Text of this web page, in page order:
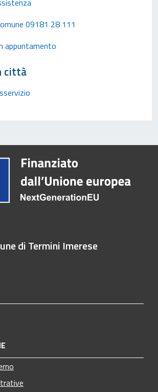
09181 28 111
appuntamento
città
di Termini Imerese